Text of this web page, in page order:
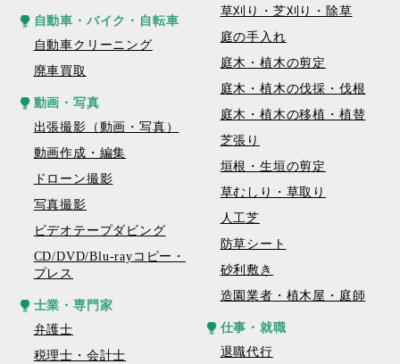
自動車・バイク・自転車
自動車クリーニング
廃車買取
動画・写真
出張撮影（動画・写真）
動画作成・編集
ドローン撮影
写真撮影
ビデオテープダビング
CD/DVD/Blu-rayコピー・
プレス
士業・専門家
弁護士
税理士・会計士
草刈り・芝刈り・除草
庭の手入れ
庭木・植木の剪定
庭木・植木の伐採・伐根
庭木・植木の移植・植替
芝張り
垣根・生垣の剪定
草むしり・草取り
人工芝
防草シート
砂利敷き
造園業者・植木屋・庭師
仕事・就職
退職代行